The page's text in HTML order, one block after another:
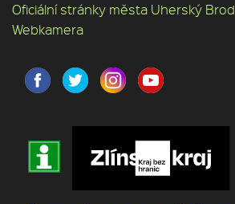
Oficiální stránky města Uherský Brod
Webkamera